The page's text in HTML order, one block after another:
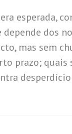
esperada,
dos
mas sem
prazo; quais